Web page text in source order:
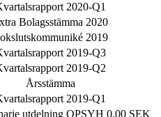
2020-Q1
Bolagsstämma 2020
2019
2019-Q3
2019-Q2
Årsstämma
2019-Q1
utdelning OPSYH 0.00 SEK